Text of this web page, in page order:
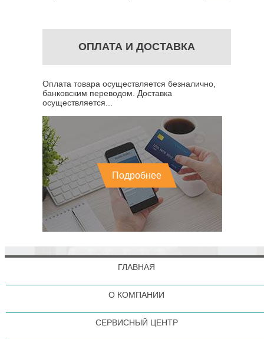
ОПЛАТА И ДОСТАВКА
Оплата товара осуществляется безналично,
банковским переводом. Доставка
осуществляется...
Подробнее
ГЛАВНАЯ
О КОМПАНИИ
СЕРВИСНЫЙ ЦЕНТР